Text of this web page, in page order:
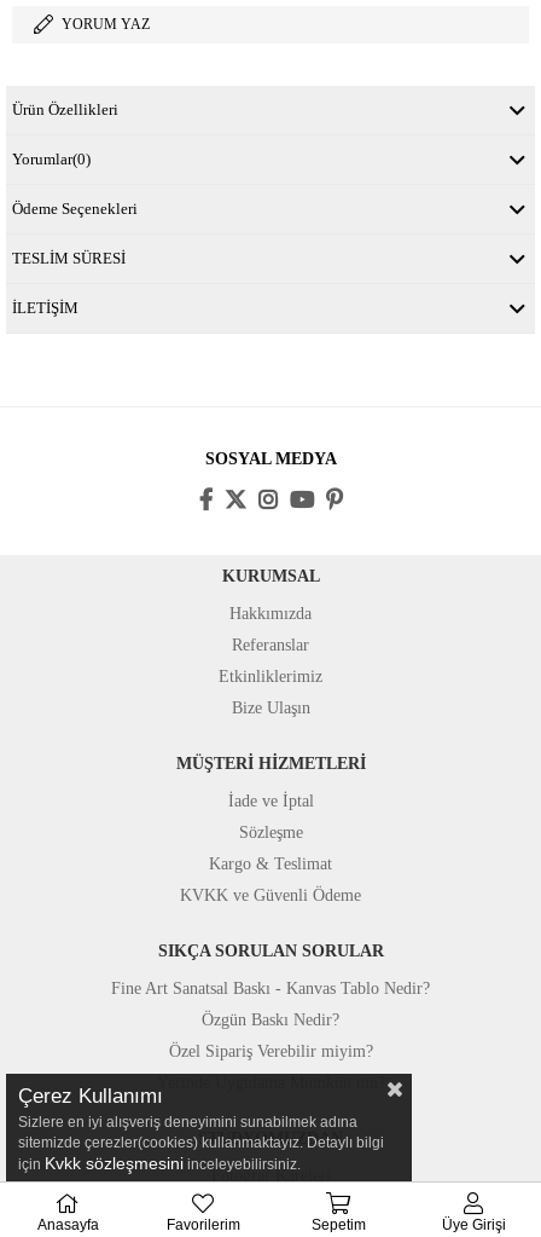
YORUM YAZ
Ürün Özellikleri
Yorumlar(0)
Ödeme Seçenekleri
TESLİM SÜRESİ
İLETİŞİM
SOSYAL MEDYA
KURUMSAL
Hakkımızda
Referanslar
Etkinliklerimiz
Bize Ulaşın
MÜŞTERİ HİZMETLERİ
İade ve İptal
Sözleşme
Kargo & Teslimat
KVKK ve Güvenli Ödeme
SIKÇA SORULAN SORULAR
Fine Art Sanatsal Baskı - Kanvas Tablo Nedir?
Özgün Baskı Nedir?
Özel Sipariş Verebilir miyim?
STÜDYOMUZDAN
Fotoğraf Kareleri
Basında Canvastar
Çerez Kullanımı
Sizlere en iyi alışveriş deneyimini sunabilmek adına
sitemizde çerezler(cookies) kullanmaktayız. Detaylı bilgi
için Kvkk sözleşmesini inceleyebilirsiniz.
Anasayfa Favorilerim Sepetim Üye Girişi